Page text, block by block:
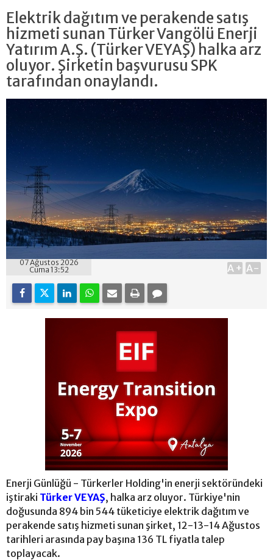
Elektrik dağıtım ve perakende satış
hizmeti sunan Türker Vangölü Enerji
Yatırım A.Ş. (Türker VEYAŞ) halka arz
oluyor. Şirketin başvurusu SPK
tarafından onaylandı.
07 Ağustos 2026
Cuma 13:52
A+ A-
Enerji Günlüğü - Türkerler Holding'in enerji sektöründeki
iştiraki Türker VEYAŞ, halka arz oluyor. Türkiye'nin
doğusunda 894 bin 544 tüketiciye elektrik dağıtım ve
perakende satış hizmeti sunan şirket, 12-13-14 Ağustos
tarihleri arasında pay başına 136 TL fiyatla talep
toplayacak.